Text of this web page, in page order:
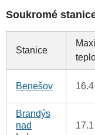
Soukromé
Stanice
Benešov 16.4
Brandýs
nad
17.1